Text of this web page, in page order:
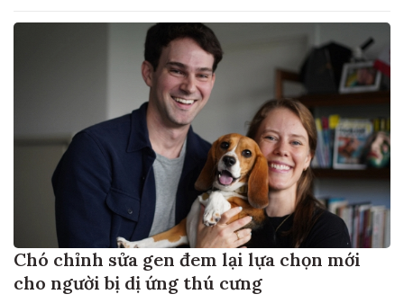
Chó chỉnh sửa gen đem lại lựa chọn mới
cho người bị dị ứng thú cưng